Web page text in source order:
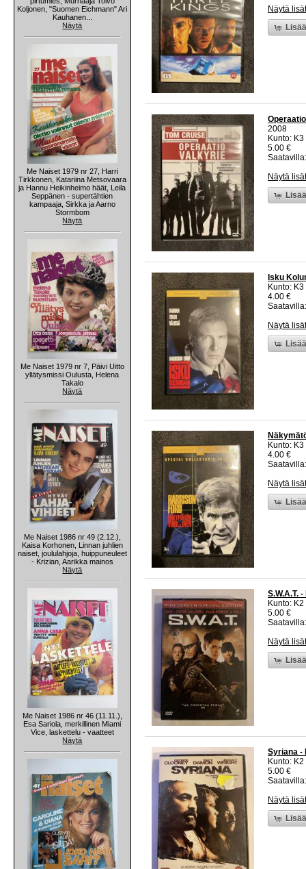
Koljonen, "Suomen Eichmann" Ari
Kauhanen...
Näytä
Me Naiset 1979 nr 27, Harri
Tirkkonen, Katariina Metsovaara
ja Hannu Heikinheimo häät, Leila
Seppänen - supertähtien
kampaaja, Sirkka ja Aarno
Stormbom
Näytä
Me Naiset 1979 nr 7, Päivi Uitto
yllätysmissi Oulusta, Helena
Takalo
Näytä
Me Naiset 1986 nr 49 (2.12.),
Kaisa Korhonen, Linnan juhlien
naiset, joululahjoja, huippuneuleet
- Krizian, Aarikka mainos
Näytä
Me Naiset 1986 nr 46 (11.11.),
Esa Sariola, merkillinen Miami
Vice, laskettelu - vaatteet
Näytä
Näytä
2008
Kunto:
5.00 €
Näytä
Isku
Kunto:
4.00 €
Näytä
Kunto:
4.00 €
Näytä
S.W.A.T. -
Kunto:
5.00 €
Näytä
Syriana -
Kunto:
5.00 €
Näytä